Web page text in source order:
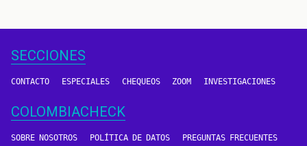
SECCIONES
CONTACTO ESPECIALES CHEQUEOS ZOOM INVESTIGACIONES
COLOMBIACHECK
SOBRE NOSOTROS POLÍTICA DE DATOS PREGUNTAS FRECUENTES